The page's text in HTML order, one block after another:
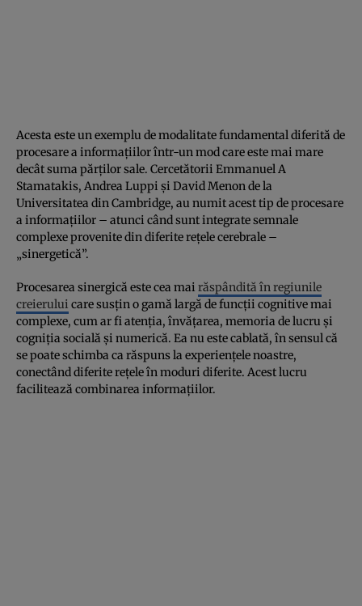
Acesta este un exemplu de modalitate fundamental diferită de
procesare a informațiilor într-un mod care este mai mare
decât suma părților sale. Cercetătorii Emmanuel A
Stamatakis, Andrea Luppi și David Menon de la
Universitatea din Cambridge, au numit acest tip de procesare
a informațiilor – atunci când sunt integrate semnale
complexe provenite din diferite rețele cerebrale –
„sinergetică”.
Procesarea sinergică este cea mai răspândită în regiunile
creierului care susțin o gamă largă de funcții cognitive mai
complexe, cum ar fi atenția, învățarea, memoria de lucru și
cogniția socială și numerică. Ea nu este cablată, în sensul că
se poate schimba ca răspuns la experiențele noastre,
conectând diferite rețele în moduri diferite. Acest lucru
facilitează combinarea informațiilor.